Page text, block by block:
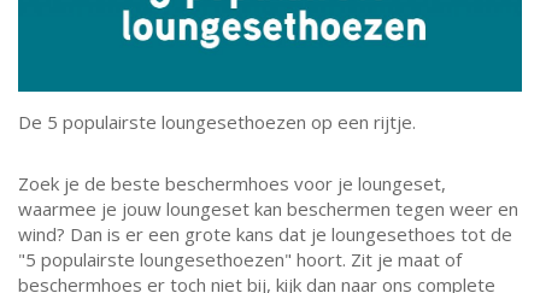
De 5 populairste loungesethoezen op een rijtje.
Zoek je de beste beschermhoes voor je loungeset,
waarmee je jouw loungeset kan beschermen tegen weer en
wind? Dan is er een grote kans dat je loungesethoes tot de
"5 populairste loungesethoezen" hoort. Zit je maat of
beschermhoes er toch niet bij, kijk dan naar ons complete